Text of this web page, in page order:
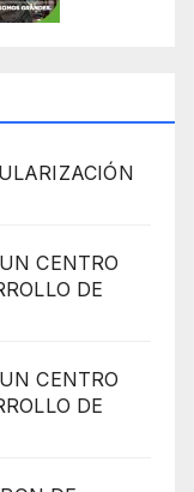
CENTRO
DE
CENTRO
DE